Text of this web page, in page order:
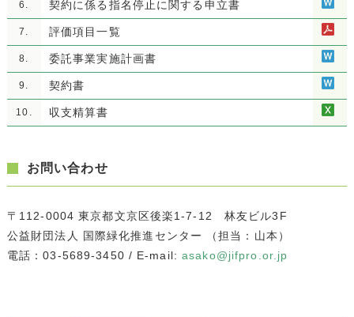
6. 契約に係る指名停止に関する申立書
7. 評価項目一覧
8. 委託事業実施計画書
9. 契約書
10. 収支精算書
お問い合わせ
〒112-0004 東京都文京区後楽1-7-12 林友ビル3F
公益財団法人 国際緑化推進センター （担当：山本）
電話：03-5689-3450 / E-mail:asako@jifpro.or.jp